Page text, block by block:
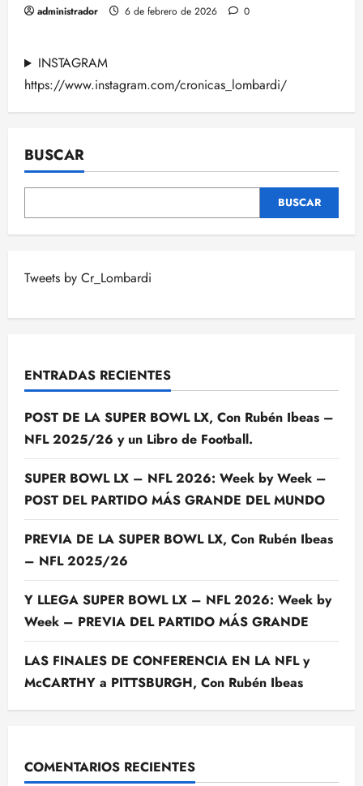
administrador 6 de febrero de 2026 0
INSTAGRAM
https://www.instagram.com/cronicas_lombardi/
BUSCAR
BUSCAR
Tweets by Cr_Lombardi
ENTRADAS RECIENTES
POST DE LA SUPER BOWL LX, Con Rubén Ibeas –
NFL 2025/26 y un Libro de Football.
SUPER BOWL LX – NFL 2026: Week by Week –
POST DEL PARTIDO MÁS GRANDE DEL MUNDO
PREVIA DE LA SUPER BOWL LX, Con Rubén Ibeas
– NFL 2025/26
Y LLEGA SUPER BOWL LX – NFL 2026: Week by
Week – PREVIA DEL PARTIDO MÁS GRANDE
LAS FINALES DE CONFERENCIA EN LA NFL y
McCARTHY a PITTSBURGH, Con Rubén Ibeas
COMENTARIOS RECIENTES